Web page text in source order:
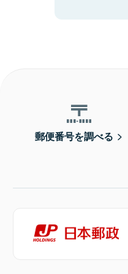
郵便番号を調べる